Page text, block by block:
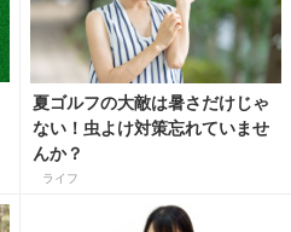
夏ゴルフの大敵は暑さだけじゃ
ない！虫よけ対策忘れていませ
んか？
ライフ